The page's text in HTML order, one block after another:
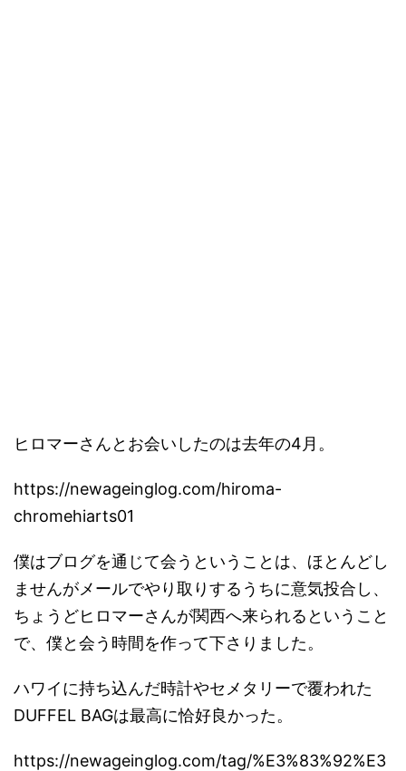
ヒロマーさんとお会いしたのは去年の4月。
https://newageinglog.com/hiroma-
chromehiarts01
僕はブログを通じて会うということは、ほとんどし
ませんがメールでやり取りするうちに意気投合し、
ちょうどヒロマーさんが関西へ来られるということ
で、僕と会う時間を作って下さりました。
ハワイに持ち込んだ時計やセメタリーで覆われた
DUFFEL BAGは最高に恰好良かった。
https://newageinglog.com/tag/%E3%83%92%E3